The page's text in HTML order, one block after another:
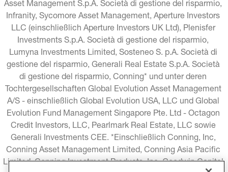
Asset Management S.p.A. Società di gestione del risparmio,
Infranity, Sycomore Asset Management, Aperture Investors
LLC (einschließlich Aperture Investors UK Ltd), Plenisfer
Investments S.p.A. Società di gestione del risparmio,
Lumyna Investments Limited, Sosteneo S. p.A. Società di
gestione del risparmio, Generali Real Estate S.p.A. Società
di gestione del risparmio, Conning* und unter deren
Tochtergesellschaften Global Evolution Asset Management
A/S - einschließlich Global Evolution USA, LLC und Global
Evolution Fund Management Singapore Pte. Ltd - Octagon
Credit Investors, LLC, Pearlmark Real Estate, LLC sowie
Generali Investments CEE. *Einschließlich Conning, Inc,
Conning Asset Management Limited, Conning Asia Pacific
Limited, Conning Investment Products, Inc, Goodwin Capital